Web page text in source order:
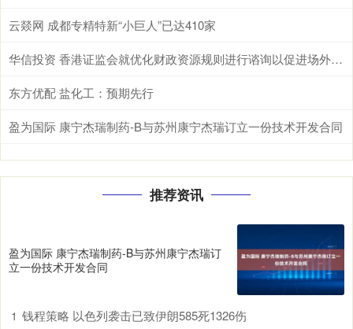
云燚网 成都专精特新“小巨人”已达410家
华信投资 香港证监会就优化财政资源规则进行谘询以促进场外衍生工具和其他产品的市场发展
东方优配 盐化工：预期先行
盈为国际 康宁杰瑞制药-B与苏州康宁杰瑞订立一份技术开发合同
推荐资讯
盈为国际 康宁杰瑞制药-B与苏州康宁杰瑞订
立一份技术开发合同
1 钱程策略 以色列袭击已致伊朗585死1326伤